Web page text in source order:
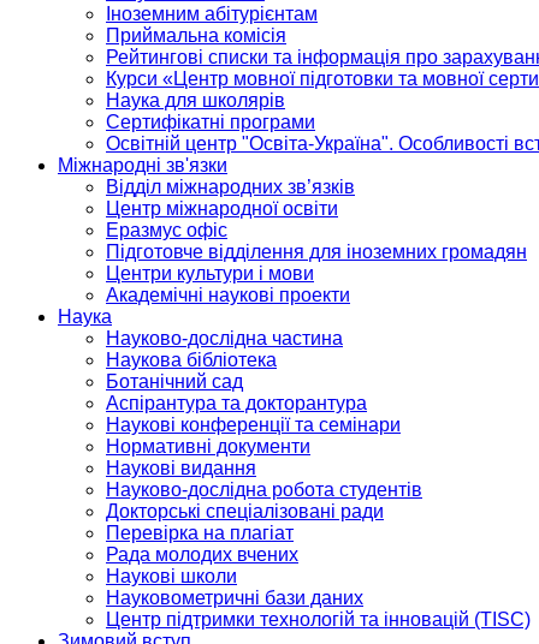
Іноземним абітурієнтам
Приймальна комісія
Рейтингові списки та інформація про
Курси «Центр мовної підготовки та мовної
Наука для школярів
Сертифікатні програми
Освітній центр "Освіта-Україна". Особливості
Міжнародні зв'язки
Відділ міжнародних зв’язків
Центр міжнародної освіти
Еразмус офіс
Підготовче відділення для іноземних громадян
Центри культури і мови
Академічні наукові проекти
Наука
Науково-дослідна частина
Наукова бібліотека
Ботанічний сад
Аспірантура та докторантура
Наукові конференції та семінари
Нормативні документи
Наукові видання
Науково-дослідна робота студентів
Докторські спеціалізовані ради
Перевірка на плагіат
Рада молодих вчених
Наукові школи
Науковометричні бази даних
Центр підтримки технологій та інновацій (TISC)